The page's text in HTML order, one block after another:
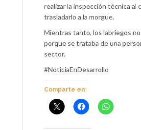
realizar la inspección técnica al
trasladarlo a la morgue.
Mientras tanto, los labriegos
porque se trataba de una
sector.
#NoticiaEnDesarrollo
Comparte en: